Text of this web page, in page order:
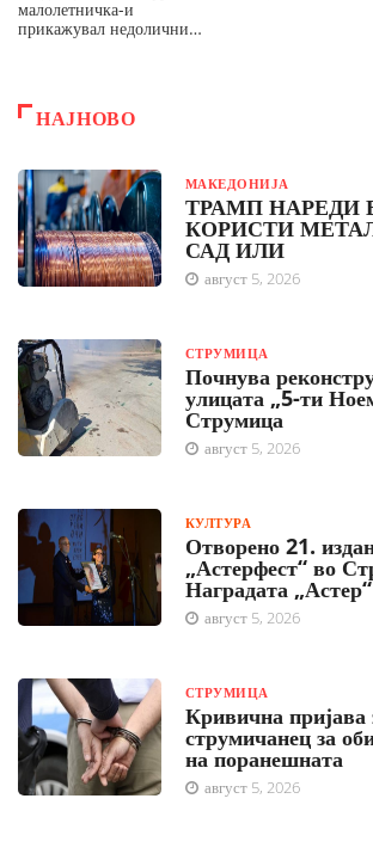
малолетничка-и
прикажувал недолични…
НАЈНОВО
МАКЕДОНИЈА
ТРАМП НАРЕДИ
КОРИСТИ
САД ИЛИ
август 5, 2026
СТРУМИЦА
Почнува
улицата „5-ти
Струмица
август 5, 2026
КУЛТУРА
Отворено 21.
„Астерфест“ во
Наградата
август 5, 2026
СТРУМИЦА
Кривична пријава
струмичанец за
на поранешната
август 5, 2026